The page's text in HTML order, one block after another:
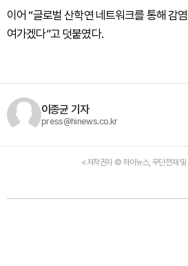
이어 “글로벌 산학연 네트워크를 통해 감
여가겠다”고 덧붙였다.
이종균 기자
press@hinews.co.kr
<저작권자 © 하이뉴스, 무단전재 및